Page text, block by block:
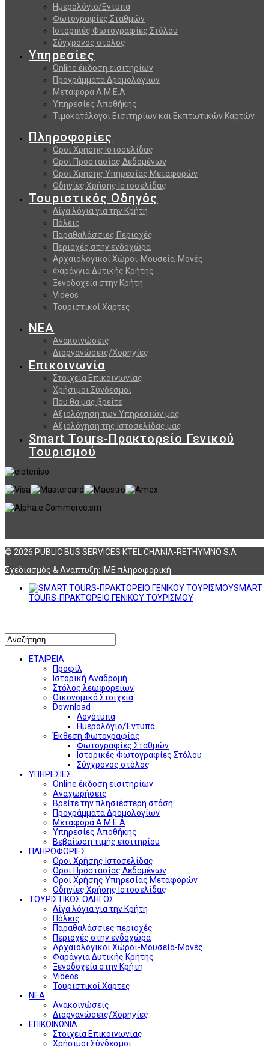
Ημερολόγιο/Εντυπα
Φωτογραφίες Σταθμών
Ιστορικές Φωτογραφίες Στόλου
Σύγχρονος στόλος
Υπηρεσίες
Online έκδοση εισιτηρίων
Προγράμματα Δρομολογίων
Μεταφορά Α.Μ.Ε.Α
Υπηρεσίες Αποθήκης
Τιμοκατάλογοι Εισιτηρίων και Εκπτωτικών Καρτών
Πληροφορίες
Όροι Χρήσης Ιστοσελίδας
Όροι Προστασίας Δεδομένων
Όροι Χρήσης Υπηρεσίας Μεταφορών
Οδηγίες Χρήσης Ιστοσελίδας
Τουριστικός Οδηγός
Λίγα λόγια για την Κρήτη
Πόλεις
Παραθαλάσσιες Περιοχές
Περιοχές στην ενδοχώρα
Αρχαιολογικοί Χώροι-Μουσεία-Μονές
Φαράγγια Δυτικής Κρήτης
Ξενοδοχεία στην Κρήτη
Videos
Τουριστικοί Χάρτες
ΝΕΑ
Ανακοινώσεις
Διοργανώσεις/Χορηγίες
Επικοινωνία
Στοιχεία Επικοινωνίας
Χρήσιμοι Σύνδεσμοι
Που θα μας βρείτε
Αξιολόγηση των Υπηρεσιών μας
Αξιολόγηση της Ιστοσελίδας μας
Smart Tours-Πρακτορείο Γενικού
Τουρισμού
© 2026 PUBLIC BUS SERVICES KTEL CHANIA-RETHYMNO S.A
Σχεδιασμός & Ανάπτυξη: ΙΜΕ πληροφορική
SMART
TOURS-ΠΡΑΚΤΟΡΕΙΟ ΓΕΝΙΚΟΥ ΤΟΥΡΙΣΜΟΥ
ΕΤΑΙΡΕΙΑ
Προφίλ
Ιστορική Αναδρομή
Στόλος λεωφορείων
Οικονομικά Στοιχεία
Download
Λογότυπα
Ημερολόγιο/Έντυπα
Έκθεση Φωτογραφίας
Φωτογραφίες Σταθμών
Ιστορικές Φωτογραφίες Στόλου
Σύγχρονος στόλος
ΥΠΗΡΕΣΙΕΣ
Online έκδοση εισιτηρίων
Αναχωρήσεις
Βρείτε την πλησιέστερη στάση
Προγράμματα Δρομολογίων
Μεταφορά Α.Μ.Ε.Α
Υπηρεσίες Αποθήκης
Βεβαίωση τιμής εισιτηρίου
ΠΛΗΡΟΦΟΡΙΕΣ
Όροι Χρήσης Ιστοσελίδας
Όροι Προστασίας Δεδομένων
Όροι Χρήσης Υπηρεσίας Μεταφορών
Οδηγίες Χρήσης Ιστοσελίδας
ΤΟΥΡΙΣΤΙΚΟΣ ΟΔΗΓΟΣ
Λίγα λόγια για την Κρήτη
Πόλεις
Παραθαλάσσιες περιοχές
Περιοχές στην ενδοχώρα
Αρχαιολογικοί Χώροι-Μουσεία-Μονές
Φαράγγια Δυτικής Κρήτης
Ξενοδοχεία στην Κρήτη
Videos
Τουριστικοί Χάρτες
ΝΕΑ
Ανακοινώσεις
Διοργανώσεις/Χορηγίες
ΕΠΙΚΟΙΝΩΝΙΑ
Στοιχεία Επικοινωνίας
Χρήσιμοι Σύνδεσμοι